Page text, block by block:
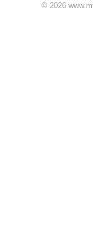
© 2026